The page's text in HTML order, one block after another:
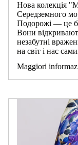
Нова колекція
Середземного
Подорожі — це
Вони
незабутні
на світ і нас
Maggiori